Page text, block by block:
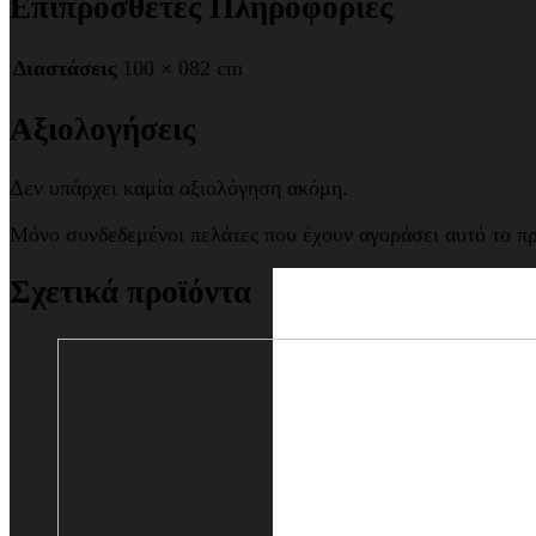
Διαστάσεις 100 × 082 cm
Αξιολογήσεις
Δεν υπάρχει καμία αξιολόγηση ακόμη.
Μόνο συνδεδεμένοι πελάτες που έχουν αγοράσει αυτό το
Σχετικά προϊόντα